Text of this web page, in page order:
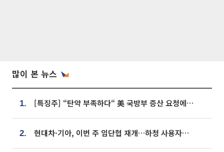
많이 본 뉴스
1. [특징주] “탄약 부족하다“ 美 국방부 증산 요청에⋯국내 방산주 급등세
2. 현대차·기아, 이번 주 임단협 재개…하청 사용자성 재심도 ‘변수’